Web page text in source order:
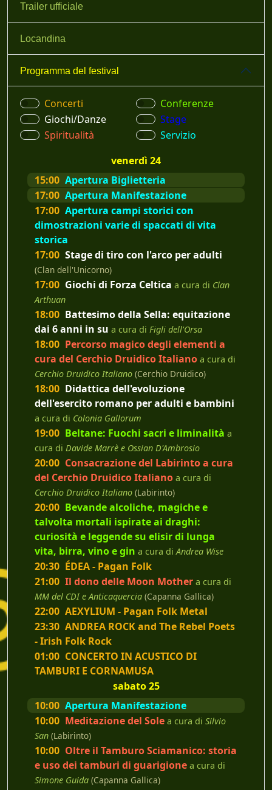
Trailer ufficiale
Locandina
Programma del festival
Concerti
Conferenze
Giochi/Danze
Stage
Spiritualità
Servizio
venerdì 24
15:00 Apertura Biglietteria
17:00 Apertura Manifestazione
17:00 Apertura campi storici con
dimostrazioni varie di spaccati di vita
storica
17:00 Stage di tiro con l'arco per adulti
(Clan dell'Unicorno)
17:00 Giochi di Forza Celtica a cura di Clan
Arthuan
18:00 Battesimo della Sella: equitazione
dai 6 anni in su a cura di Figli dell'Orsa
18:00 Percorso magico degli elementi a
cura del Cerchio Druidico Italiano a cura di
Cerchio Druidico Italiano (Cerchio Druidico)
18:00 Didattica dell'evoluzione
dell'esercito romano per adulti e bambini
a cura di Colonia Gallorum
19:00 Beltane: Fuochi sacri e liminalità a
cura di Davide Marrè e Ossian D'Ambrosio
20:00 Consacrazione del Labirinto a cura
del Cerchio Druidico Italiano a cura di
Cerchio Druidico Italiano (Labirinto)
20:00 Bevande alcoliche, magiche e
talvolta mortali ispirate ai draghi:
curiosità e leggende su elisir di lunga
vita, birra, vino e gin a cura diAndrea Wise
20:30 ÉDEA - Pagan Folk
21:00 Il dono delle Moon Mother a cura di
MM del CDI e Anticaquercia (Capanna Gallica)
22:00 AEXYLIUM - Pagan Folk Metal
23:30 ANDREA ROCK and The Rebel Poets
- Irish Folk Rock
01:00 CONCERTO IN ACUSTICO DI
TAMBURI E CORNAMUSA
sabato 25
10:00 Apertura Manifestazione
10:00 Meditazione del Sole a cura di Silvio
San (Labirinto)
10:00 Oltre il Tamburo Sciamanico: storia
e uso dei tamburi di guarigione a cura di
Simone Guida (Capanna Gallica)